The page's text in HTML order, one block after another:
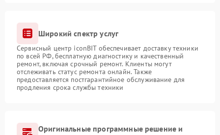
Широкий спектр услуг
Сервисный центр iconBIT обеспечивает доставку техники
по всей РФ, бесплатную диагностику и качественный
ремонт, включая срочный ремонт. Клиенты могут
отслеживать статус ремонта онлайн. Также
предоставляется постгарантийное обслуживание для
продления срока службы техники
Оригинальные программные решение и